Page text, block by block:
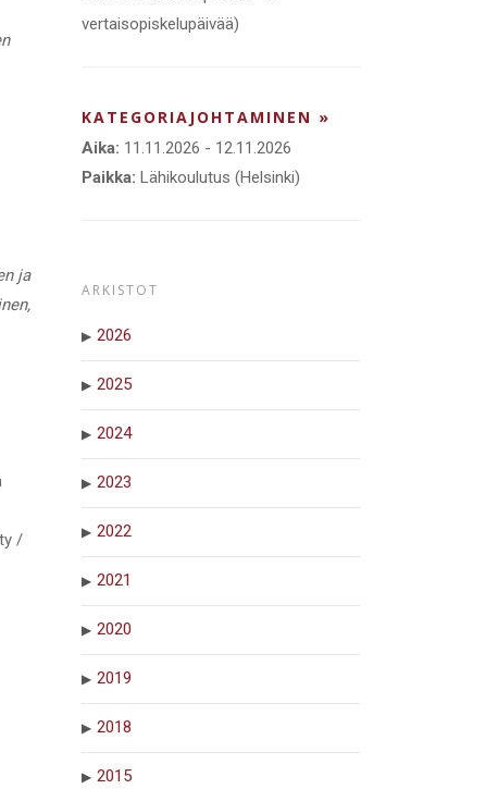
ja
/
vertaisopiskelupäivää)
KATEGORIAJOHTAMINEN »
Aika: 11.11.2026 - 12.11.2026
Paikka: Lähikoulutus (Helsinki)
ARKISTOT
2026
2025
2024
2023
2022
2021
2020
2019
2018
2015